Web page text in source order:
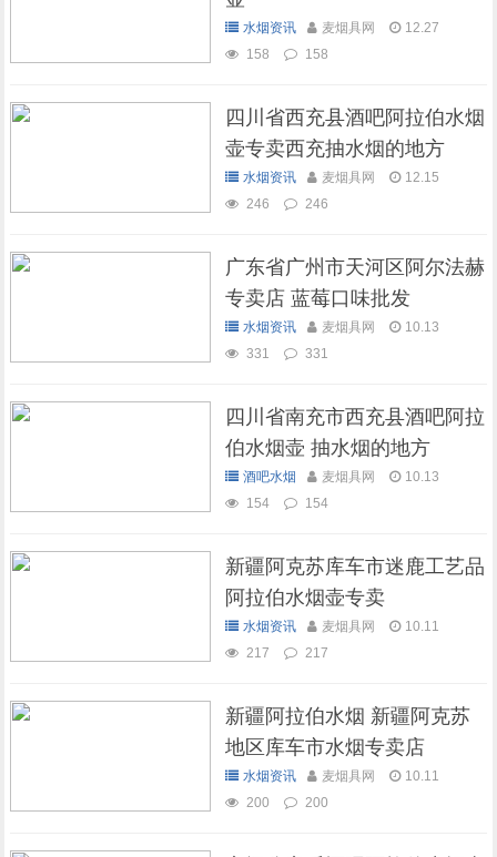
水烟资讯 麦烟具网
12.27
158
158
四川省西充县酒吧阿拉伯水烟
壶专卖西充抽水烟的地方
水烟资讯 麦烟具网
12.15
246
246
广东省广州市天河区阿尔法赫
专卖店 蓝莓口味批发
水烟资讯 麦烟具网
10.13
331
331
四川省南充市西充县酒吧阿拉
伯水烟壶 抽水烟的地方
酒吧水烟 麦烟具网
10.13
154
154
新疆阿克苏库车市迷鹿工艺品
阿拉伯水烟壶专卖
水烟资讯 麦烟具网
10.11
217
217
新疆阿拉伯水烟 新疆阿克苏
地区库车市水烟专卖店
水烟资讯 麦烟具网
10.11
200
200